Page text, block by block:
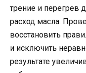
трение и перегрев
расход масла.
восстановить
и исключить
результате